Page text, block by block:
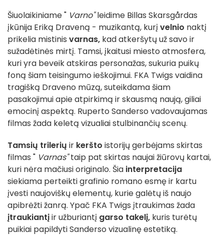
Šiuolaikiniame " Varno"leidime Billas Skarsgårdas
įkūnija Eriką Draveną - muzikantą, kurį velnio naktį
prikelia mistinis varnas, kad atkeršytų už savo ir
sužadėtinės mirtį. Tamsi, įkaitusi miesto atmosfera,
kuri yra beveik atskiras personažas, sukuria puikų
foną šiam teisingumo ieškojimui. FKA Twigs vaidina
tragišką Draveno mūzą, suteikdama šiam
pasakojimui apie atpirkimą ir skausmą naują, giliai
emocinį aspektą. Ruperto Sanderso vadovaujamas
filmas žada keletą vizualiai stulbinančių scenų.
Tamsių trilerių ir keršto istorijų gerbėjams skirtas
filmas " Varnas"taip pat skirtas naujai žiūrovų kartai,
kuri nėra mačiusi originalo. Šia interpretacija
siekiama perteikti grafinio romano esmę ir kartu
įvesti naujoviškų elementų, kurie galėtų iš naujo
apibrėžti žanrą. Ypač FKA Twigs įtraukimas žada
įtraukiantįir užburiantį garso takelį, kuris turėtų
puikiai papildyti Sanderso vizualinę estetiką.